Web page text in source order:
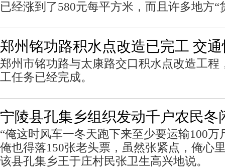
已经涨到了580元每平方米，而且许多地方“
郑州铭功路积水点改造已完工 交
郑州市铭功路与太康路交口积水点改造工程
工任务已经完成。
宁陵县孔集乡组织发动千户农民冬
“俺这时风车一冬天跑下来至少要运输100
俺也得落150张老头票，虽然张紧点，俺心
该县孔集乡王于庄村民张卫生高兴地说。